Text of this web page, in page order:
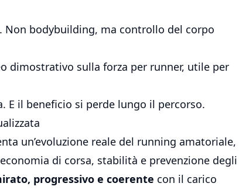
bodybuilding, ma controllo del corpo
dimostrativo sulla forza per runner, utile per
E il beneficio si perde lungo il percorso.
un’evoluzione reale del running amatoriale,
di corsa, stabilità e prevenzione degli
progressivo e coerente con il carico